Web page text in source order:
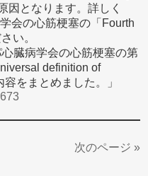
因となります。詳しく
会の心筋梗塞の「Fourth
い。
臓病学会の心筋梗塞の第
definition of
をまとめました。」
次のページ »